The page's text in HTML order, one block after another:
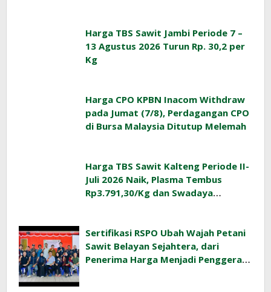
Harga TBS Sawit Jambi Periode 7 –
13 Agustus 2026 Turun Rp. 30,2 per
Kg
Harga CPO KPBN Inacom Withdraw
pada Jumat (7/8), Perdagangan CPO
di Bursa Malaysia Ditutup Melemah
Harga TBS Sawit Kalteng Periode II-
Juli 2026 Naik, Plasma Tembus
Rp3.791,30/Kg dan Swadaya
Sertifikasi RSPO Ubah Wajah Petani
Sawit Belayan Sejahtera, dari
Penerima Harga Menjadi Penggerak